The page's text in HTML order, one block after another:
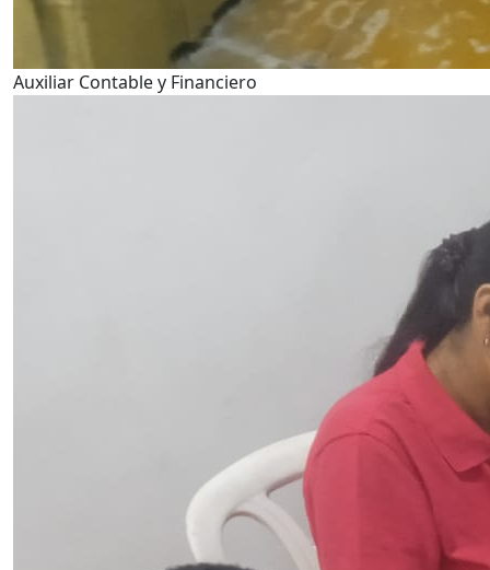
Auxiliar Contable y Financiero